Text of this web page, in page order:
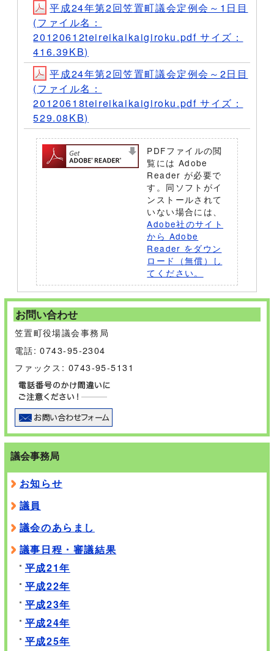
平成24年第2回笠置町議会定例会～1日目
(ファイル名：
20120612teireikaikaigiroku.pdf サイズ：
416.39KB)
平成24年第2回笠置町議会定例会～2日目
(ファイル名：
20120618teireikaikaigiroku.pdf サイズ：
529.08KB)
PDFファイルの閲
覧には Adobe
Reader が必要で
す。同ソフトがイ
ンストールされて
いない場合には、
Adobe社のサイト
から Adobe
Reader をダウン
ロード（無償）し
てください。
お問い合わせ
笠置町役場議会事務局
電話: 0743-95-2304
ファックス: 0743-95-5131
議会事務局
お知らせ
議員
議会のあらまし
議事日程・審議結果
平成21年
平成22年
平成23年
平成24年
平成25年